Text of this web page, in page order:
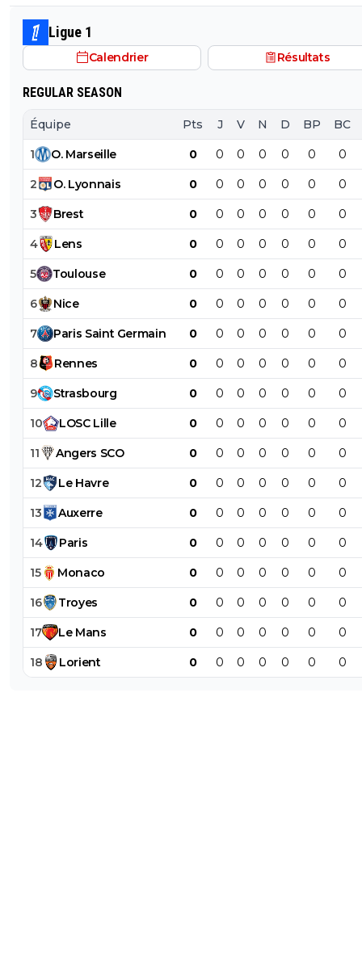
a la même époque??!! 😂
Ligue 1
Calendrier Résultats
REGULAR SEASON
Équipe Pts J V N D BP BC
1 O. Marseille 0 0 0 0 0 0 0
2 O. Lyonnais 0 0 0 0 0 0 0
3 Brest 0 0 0 0 0 0 0
4 Lens 0 0 0 0 0 0 0
5 Toulouse 0 0 0 0 0 0 0
6 Nice 0 0 0 0 0 0 0
7 Paris Saint Germain 0 0 0 0 0 0 0
8 Rennes 0 0 0 0 0 0 0
9 Strasbourg 0 0 0 0 0 0 0
10 LOSC Lille 0 0 0 0 0 0 0
11 Angers SCO 0 0 0 0 0 0 0
12 Le Havre 0 0 0 0 0 0 0
13 Auxerre 0 0 0 0 0 0 0
14 Paris 0 0 0 0 0 0 0
15 Monaco 0 0 0 0 0 0 0
16 Troyes 0 0 0 0 0 0 0
17 Le Mans 0 0 0 0 0 0 0
18 Lorient 0 0 0 0 0 0 0